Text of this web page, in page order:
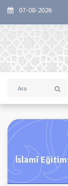
07-08-2026
İslamî